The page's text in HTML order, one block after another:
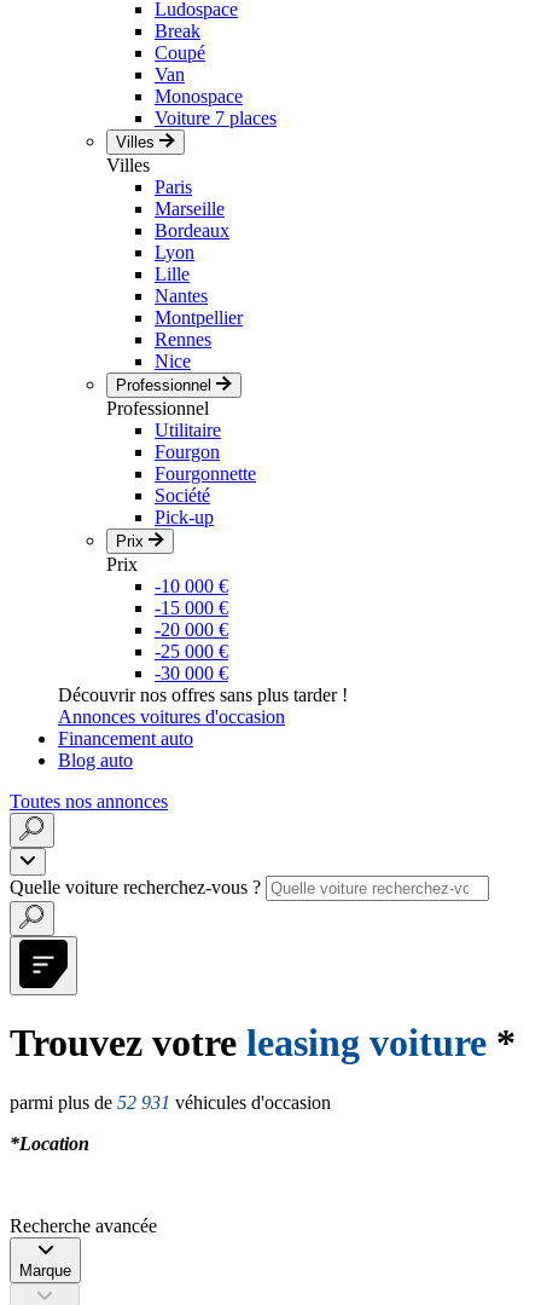
Ludospace
Break
Coupé
Van
Monospace
Voiture 7 places
Villes
Villes
Paris
Marseille
Bordeaux
Lyon
Lille
Nantes
Montpellier
Rennes
Nice
Professionnel
Professionnel
Utilitaire
Fourgon
Fourgonnette
Société
Pick-up
Prix
Prix
-10 000 €
-15 000 €
-20 000 €
-25 000 €
-30 000 €
Découvrir nos offres sans plus tarder !
Annonces voitures d'occasion
Financement auto
Blog auto
Toutes nos annonces
Quelle voiture recherchez-vous ?
Trouvez votre leasing voiture *
parmi plus de 52 931 véhicules d'occasion
*Location
Recherche avancée
Marque